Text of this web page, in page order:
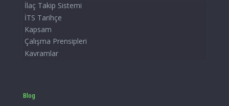
İlaç Takip Sistemi
İTS Tarihçe
Kapsam
Çalışma Prensipleri
Kavramlar
Blog